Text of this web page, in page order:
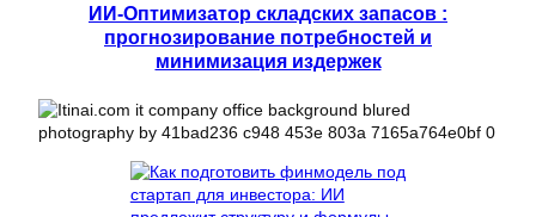
ИИ-Оптимизатор складских запасов :
прогнозирование потребностей и
минимизация издержек